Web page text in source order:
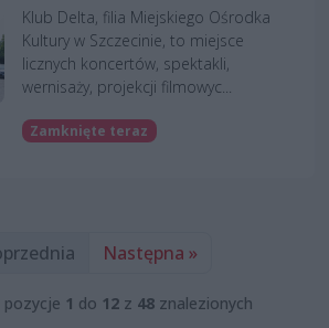
Klub Delta, filia Miejskiego Ośrodka
Kultury w Szczecinie, to miejsce
licznych koncertów, spektakli,
wernisaży, projekcji filmowyc...
Zamknięte teraz
Następna »
pozycje 1 do 12 z 48 znalezionych